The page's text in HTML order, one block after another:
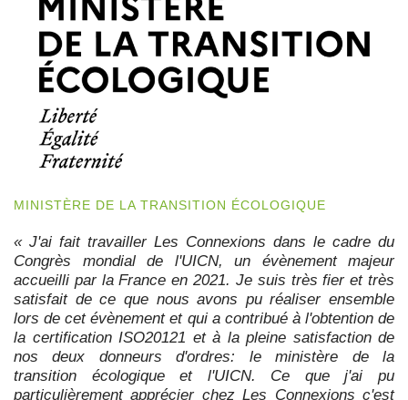
MINISTÈRE DE LA TRANSITION ÉCOLOGIQUE
« J'ai fait travailler Les Connexions dans le cadre du
Congrès mondial de l'UICN, un évènement majeur
accueilli par la France en 2021. Je suis très fier et très
satisfait de ce que nous avons pu réaliser ensemble
lors de cet évènement et qui a contribué à l'obtention de
la certification ISO20121 et à la pleine satisfaction de
nos deux donneurs d'ordres: le ministère de la
transition écologique et l'UICN. Ce que j'ai pu
particulièrement apprécier chez Les Connexions c'est